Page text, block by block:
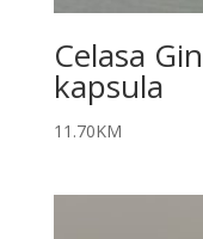
Celasa
kapsula
11.70KM